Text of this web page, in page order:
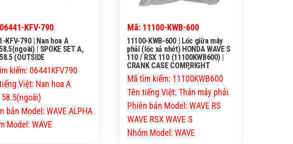
KFV-790
KFV-790 | Nan hoa A
| SPOKE SET A,
(OUTSIDE
kiếm: 06441KFV790
Việt: Nan hoa A
bản Model: WAVE ALPHA
Model: WAVE
Mã: 11100-KWB-600
11100-KWB-600 | Lốc giữa máy
phải (lốc xả nhớt) HONDA WAVE S
110 / RSX 110 (11100KWB600) |
CRANK CASE COMP,RIGHT
Mã tìm kiếm: 11100KWB600
Tên tiếng Việt: Thân máy phải
Phiên bản Model: WAVE RS
WAVE RSX WAVE S
Nhóm Model: WAVE